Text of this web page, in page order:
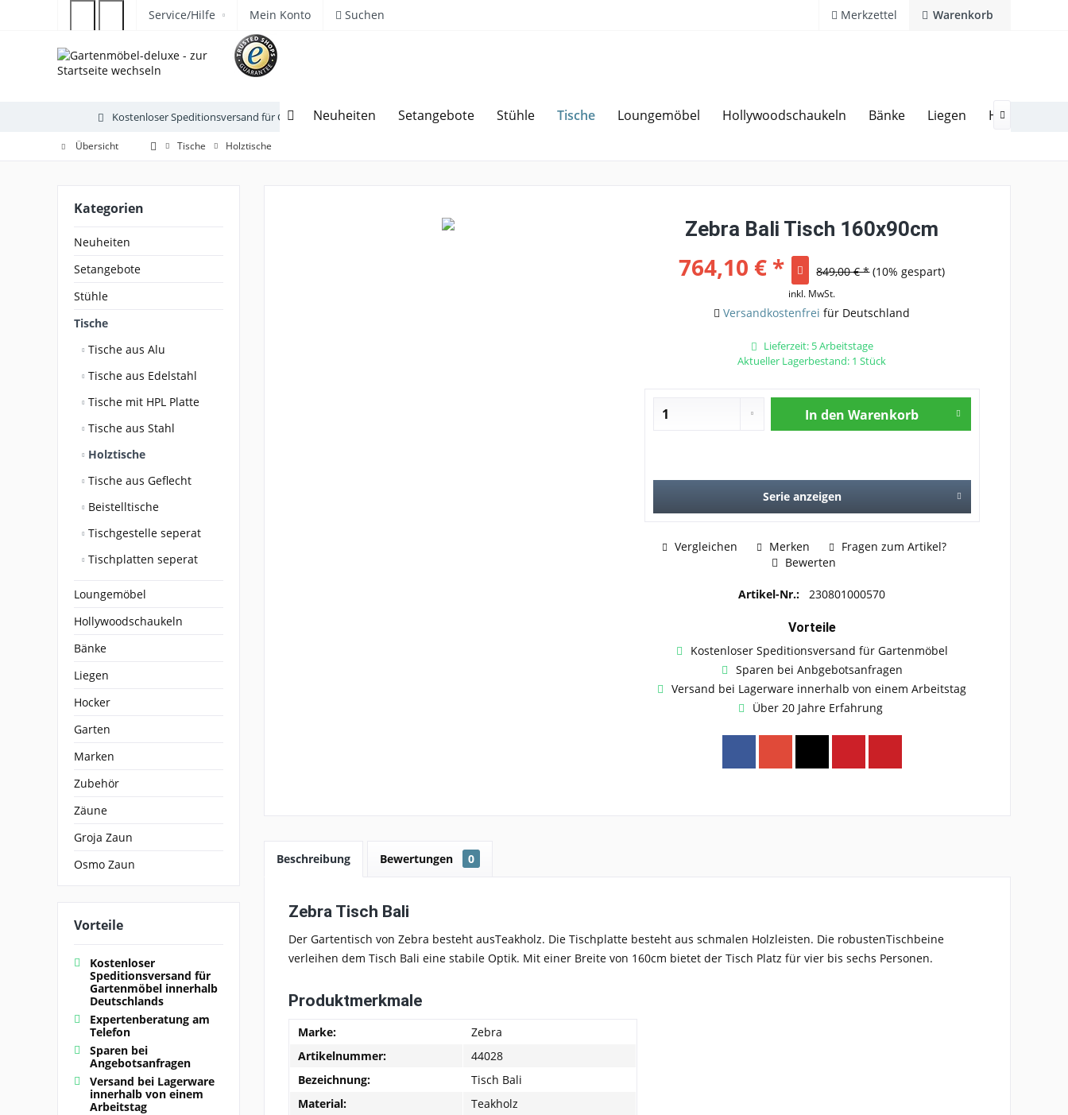
Warenkorb
Merkzettel
Service/Hilfe Mein Konto Suchen
Neuheiten Setangebote Stühle Tische Loungemöbel Hollywoodschaukeln Bänke Liegen Hocker

Kostenloser Speditionsversand für Gartenmöbel Sparen bei Angebotsanfrage Über 20 Jahre Erfahrung Hotline 02594 94 11 0
Übersicht Tische Holztische
Kategorien
Neuheiten
Setangebote
Stühle
Tische
Tische aus Alu
Tische aus Edelstahl
Tische mit HPL Platte
Tische aus Stahl
Holztische
Tische aus Geflecht
Beistelltische
Tischgestelle seperat
Tischplatten seperat
Loungemöbel
Hollywoodschaukeln
Bänke
Liegen
Hocker
Garten
Marken
Zubehör
Zäune
Groja Zaun
Osmo Zaun
Vorteile
Kostenloser
Speditionsversand für
Gartenmöbel innerhalb
Deutschlands
Expertenberatung am
Telefon
Sparen bei
Angebotsanfragen
Versand bei Lagerware
innerhalb von einem
Arbeitstag
Zebra Bali Tisch 160x90cm
764,10 € * 849,00 € * (10% gespart)
inkl. MwSt.
Versandkostenfrei für Deutschland
Lieferzeit: 5 Arbeitstage
Aktueller Lagerbestand: 1 Stück
In den Warenkorb
Serie anzeigen
Vergleichen Merken
Fragen zum Artikel?
Bewerten
Artikel-Nr.: 230801000570
Vorteile
Kostenloser Speditionsversand für Gartenmöbel
Sparen bei Anbgebotsanfragen
Versand bei Lagerware innerhalb von einem Arbeitstag
Über 20 Jahre Erfahrung
Beschreibung Bewertungen 0
Zebra Tisch Bali
Der Gartentisch von Zebra besteht ausTeakholz. Die Tischplatte besteht aus schmalen Holzleisten. Die robustenTischbeine
verleihen dem Tisch Bali eine stabile Optik. Mit einer Breite von 160cm bietet der Tisch Platz für vier bis sechs Personen.
Produktmerkmale
Marke:
Zebra
Artikelnummer:
44028
Bezeichnung:
Tisch Bali
Material:
Teakholz